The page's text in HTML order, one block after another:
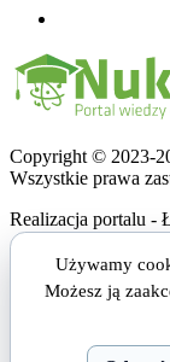
Copyright © 2023-
Wszystkie prawa
Realizacja portalu -
Używamy
Możesz ją